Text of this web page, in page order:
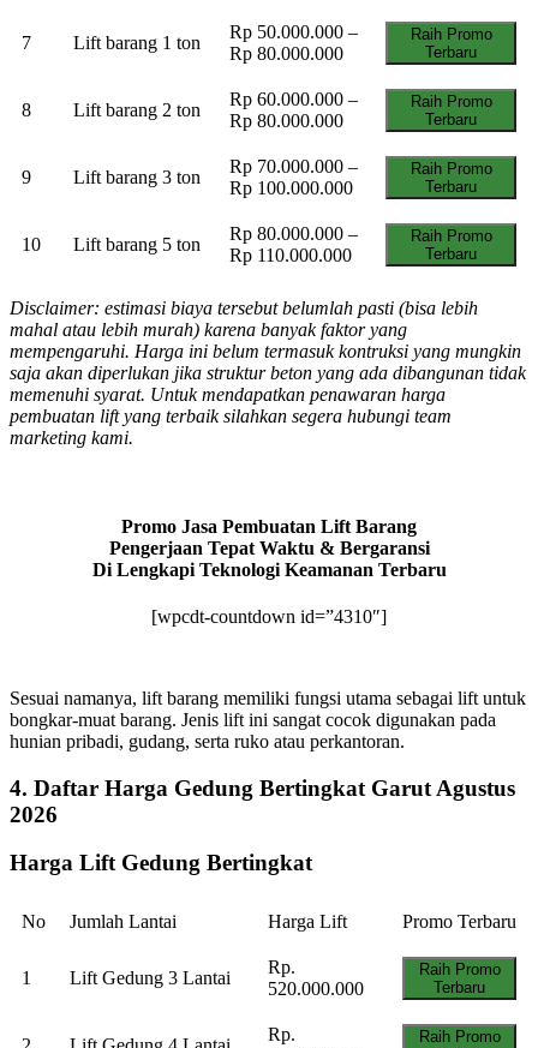
7 Lift barang 1 ton
Rp 50.000.000 –
Rp 80.000.000
Raih Promo
Terbaru
8 Lift barang 2 ton
Rp 60.000.000 –
Rp 80.000.000
Raih Promo
Terbaru
9 Lift barang 3 ton
Rp 70.000.000 –
Rp 100.000.000
Raih Promo
Terbaru
10 Lift barang 5 ton
Rp 80.000.000 –
Rp 110.000.000
Raih Promo
Terbaru
Disclaimer: estimasi biaya tersebut belumlah pasti (bisa lebih
mahal atau lebih murah) karena banyak faktor yang
mempengaruhi. Harga ini belum termasuk kontruksi yang mungkin
saja akan diperlukan jika struktur beton yang ada dibangunan tidak
memenuhi syarat. Untuk mendapatkan penawaran harga
pembuatan lift yang terbaik silahkan segera hubungi team
marketing kami.
Promo Jasa Pembuatan Lift Barang
Pengerjaan Tepat Waktu & Bergaransi
Di Lengkapi Teknologi Keamanan Terbaru
[wpcdt-countdown id=”4310″]
Sesuai namanya, lift barang memiliki fungsi utama sebagai lift untuk
bongkar-muat barang. Jenis lift ini sangat cocok digunakan pada
hunian pribadi, gudang, serta ruko atau perkantoran.
4. Daftar Harga Gedung Bertingkat Garut Agustus
2026
Harga Lift Gedung Bertingkat
No Jumlah Lantai Harga Lift Promo Terbaru
1 Lift Gedung 3 Lantai
Rp.
520.000.000
Raih Promo
Terbaru
Rp.
Raih Promo